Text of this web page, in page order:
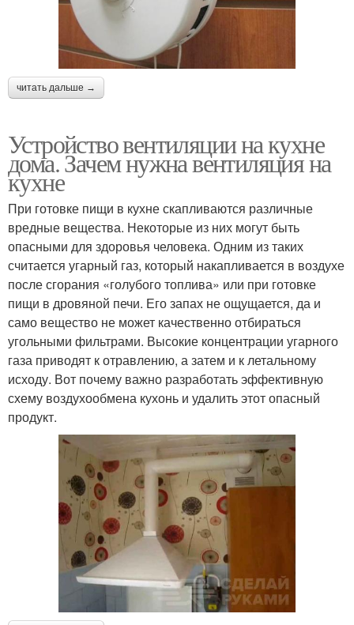
читать дальше →
Устройство вентиляции на кухне
дома. Зачем нужна вентиляция на
кухне
При готовке пищи в кухне скапливаются различные
вредные вещества. Некоторые из них могут быть
опасными для здоровья человека. Одним из таких
считается угарный газ, который накапливается в воздухе
после сгорания «голубого топлива» или при готовке
пищи в дровяной печи. Его запах не ощущается, да и
само вещество не может качественно отбираться
угольными фильтрами. Высокие концентрации угарного
газа приводят к отравлению, а затем и к летальному
исходу. Вот почему важно разработать эффективную
схему воздухообмена кухонь и удалить этот опасный
продукт.